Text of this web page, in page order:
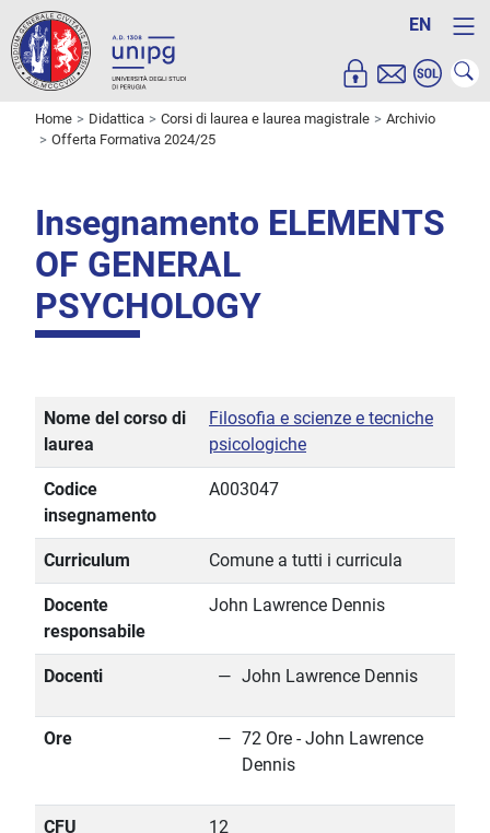
EN
Home Didattica Corsi di laurea e laurea magistrale
Archivio
Offerta Formativa 2024/25
Insegnamento ELEMENTS
OF GENERAL
PSYCHOLOGY
Nome del corso di
laurea
Filosofia e scienze e tecniche
psicologiche
Codice
insegnamento
A003047
Curriculum Comune a tutti i curricula
Docente
responsabile
John Lawrence Dennis
Docenti John Lawrence Dennis
Ore
72 Ore - John Lawrence
Dennis
CFU 12